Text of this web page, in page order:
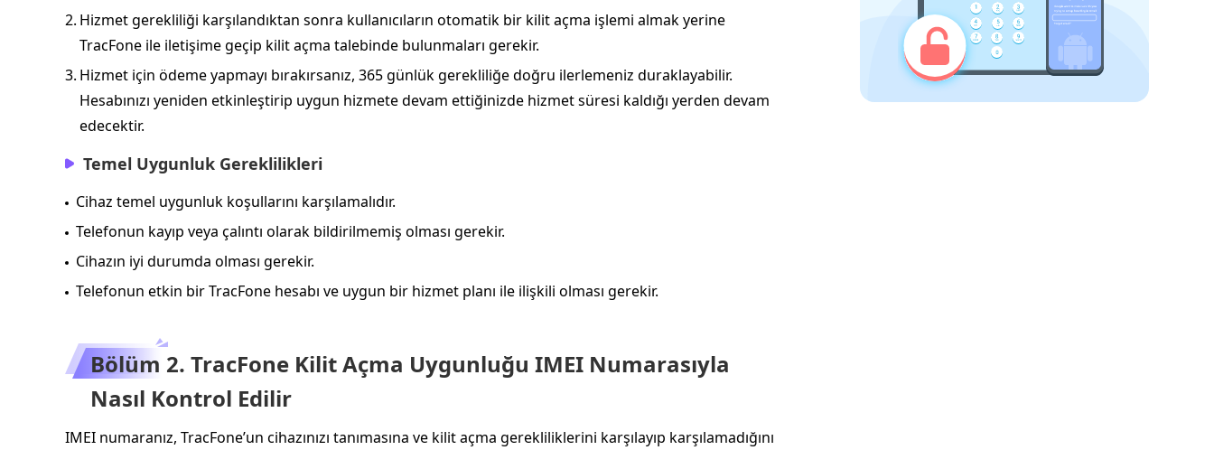
2. Hizmet gerekliliği karşılandıktan sonra kullanıcıların otomatik bir kilit açma işlemi almak yerine
TracFone ile iletişime geçip kilit açma talebinde bulunmaları gerekir.
3. Hizmet için ödeme yapmayı bırakırsanız, 365 günlük gerekliliğe doğru ilerlemeniz duraklayabilir.
Hesabınızı yeniden etkinleştirip uygun hizmete devam ettiğinizde hizmet süresi kaldığı yerden devam
edecektir.
Temel Uygunluk Gereklilikleri
Cihaz temel uygunluk koşullarını karşılamalıdır.
Telefonun kayıp veya çalıntı olarak bildirilmemiş olması gerekir.
Cihazın iyi durumda olması gerekir.
Telefonun etkin bir TracFone hesabı ve uygun bir hizmet planı ile ilişkili olması gerekir.
Bölüm 2. TracFone Kilit Açma Uygunluğu IMEI Numarasıyla
Nasıl Kontrol Edilir
IMEI numaranız, TracFone’un cihazınızı tanımasına ve kilit açma gerekliliklerini karşılayıp karşılamadığını